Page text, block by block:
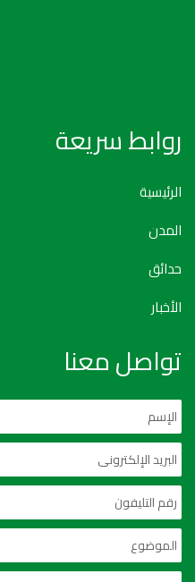
روابط سريعة
الرئيسية
المدن
حدائق
الأخبار
تواصل معنا